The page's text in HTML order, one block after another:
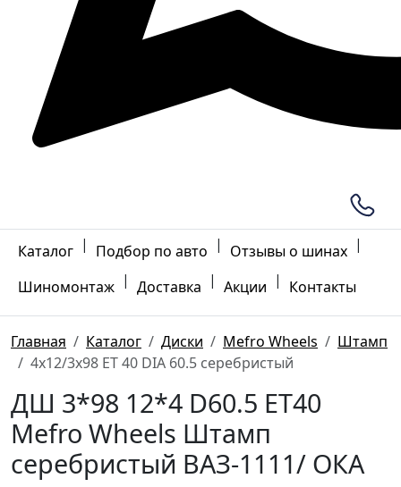
Каталог | Подбор по авто | Отзывы о шинах |
Шиномонтаж | Доставка | Акции | Контакты
Главная Каталог Диски Mefro Wheels
Штамп
4x12/3x98 ET 40 DIA 60.5 серебристый
ДШ 3*98 12*4 D60.5 ET40
Mefro Wheels Штамп
серебристый ВАЗ-1111/ ОКА